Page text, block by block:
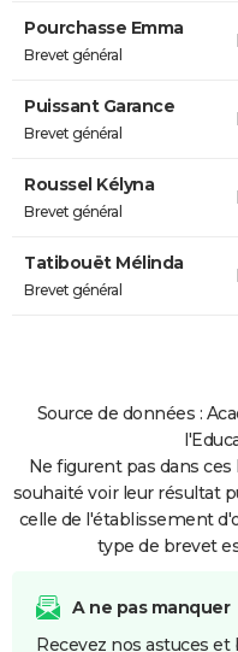
Pourchasse Emma
Brevet général
Puissant Garance
Brevet général
Roussel Kélyna
Brevet général
Tatibouët Mélinda
Brevet général
Source de données :
Ne figurent pas dans
souhaité voir leur résultat
celle de l'établissement
type de brevet
A ne pas manquer
Recevez nos astuces